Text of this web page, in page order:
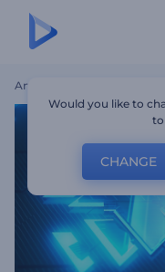
Ana Sayfa
Would you like to
to
CHANGE